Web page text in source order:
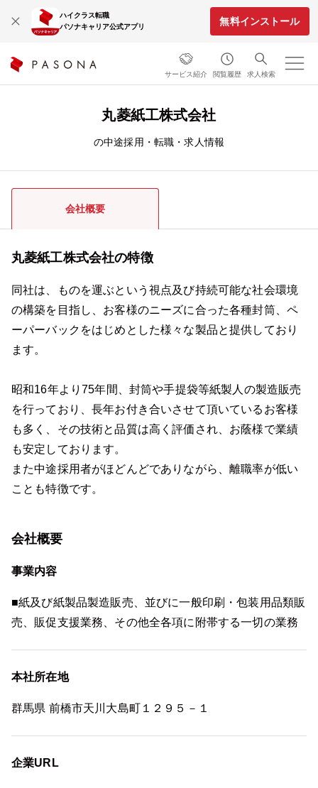
ハイクラス転職
パソナキャリア公式アプリ
無料インストール
サービス紹介 閲覧履歴 求人検索
丸菱紙工株式会社
の中途採用・転職・求人情報
会社概要
丸菱紙工株式会社の特徴
同社は、ものを運ぶという視点及び持続可能な社会環境
の構築を目指し、お客様のニーズに合った各種封筒、ペ
ーパーバックをはじめとした様々な製品と提供しており
ます。
昭和16年より75年間、封筒や手提袋等紙製人の製造販売
を行っており、長年お付き合いさせて頂いているお客様
も多く、その技術と品質は高く評価され、お蔭様で業績
も安定しております。
また中途採用者がほどんどでありながら、離職率が低い
ことも特徴です。
会社概要
事業内容
■紙及び紙製品製造販売、並びに一般印刷・包装用品類販
売、販促支援業務、その他全各項に附帯する一切の業務
本社所在地
群馬県 前橋市天川大島町１２９５－１
企業URL